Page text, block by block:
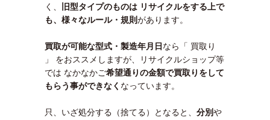
く、
旧型タイプのものは リサイクルをする上で
も、様々なルール・規則があります。
買取が可能な型式・製造年月日 なら「 買取り
」 をおススメしますが、リサイクルショップ等
では なかなかご希望通りの金額で買取りをして
もらう事ができなく なっています。
只、いざ処分する（捨てる）となると、 分別や